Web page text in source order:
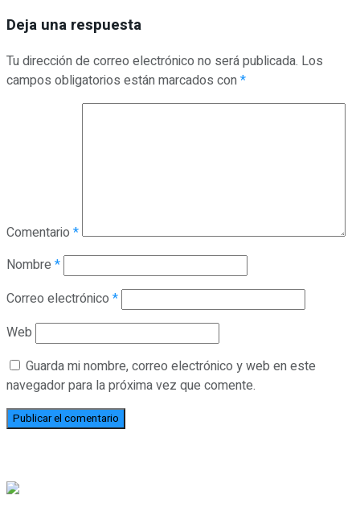
Deja una respuesta
Tu dirección de correo electrónico no será publicada. Los
campos obligatorios están marcados con*
Comentario *
Nombre *
Correo electrónico *
Web
Guarda mi nombre, correo electrónico y web en este
navegador para la próxima vez que comente.